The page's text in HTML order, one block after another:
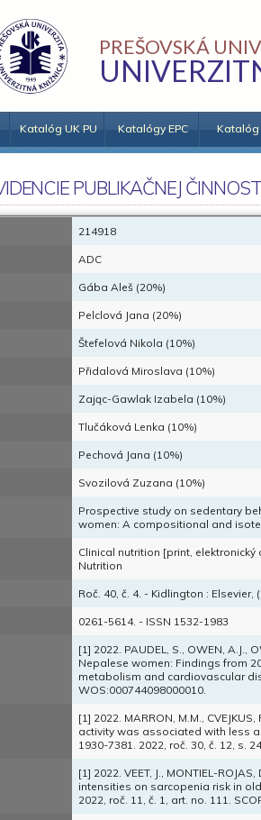
PREŠOVSKÁ
Katalóg UK PU Katalógy EPC Katalóg
PUBLIKAČNEJ
214918
ADC
Gába Aleš (20%)
Pelclová Jana (20%)
Štefelová Nikola (10%)
Přidalová Miroslava (10%)
Zając-Gawlak Izabela (10%)
Tlučáková Lenka (10%)
Pechová Jana (10%)
Svozilová Zuzana (10%)
Prospective study on sedentary
women: A compositional and
Clinical nutrition [print,
Nutrition
Roč. 40, č. 4. - Kidlington : Elsevier,
0261-5614. - ISSN 1532-1983
[1] 2022. PAUDEL, S., OWEN,
Nepalese women: Findings from
metabolism and cardiovascular
WOS:000744098000010.
[1] 2022. MARRON, M.M.,
activity was associated with less
1930-7381. 2022, roč. 30, č. 12, s.
[1] 2022. VEET, J., MONTIEL-
intensities on sarcopenia risk in
2022, roč. 11, č. 1, art. no. 111.